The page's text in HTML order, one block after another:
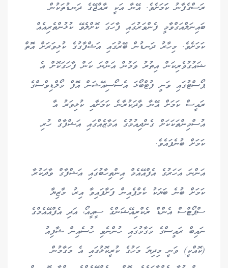
ރަސްގެފާނު ކަަމަށެވެ. އޭނާ އަކީ ރާއްޖޭގެ ދަނޑުތަކުން
ބައިނަލްއަގްވާމީ ފެންވަރުގައި ފާހަގަ ކޮށްލެވޭ ކުޅުންތެރިއެއް
ކަމަށެވެ. މިހާރު ދަނޑުން ބޭރުގައި އަޝްފާގުގެ ކުޅިވަރަށް އޮތް
ޝައުގުވެރިކަން އިތުރު ވަމުން އަންނަ ކަން ފާހަގަކޮށް އެ
ޕޯސްޓުގައި ވަނީ ފުޓްބޯޅަ އެސޯސިއޭޝަން އޮފް މޯލްޑިވްސްގެ
ރައީސް ކަމަށް އޭނާ ވާދަކުރާނެ ކަމަށާއި ކުޅިވަރު އާ
އުސްމިންތަކަކަށް ގެންދިއުމުގެ އަމާޒެއްގައި އަޝްފާގް ހުރި
ކަމަށް ބުނެފައެވެ.
އަންނަ އަހަރުގެ އެފްއޭއެމް އިންތިހާބުގައި އަޝްފާގް ވާދަކުރާ
ކަމަށް ބުނެ ބަޔަކު ކެމްޕެއިން ފަށާފައިވާ އިރު، މާޒިޔާ
ސްޕޯޓްސް އެންޑް ރެކްރިއޭޝަންގެ ސީއީއޯ، އަދި އެފްއޭއެމްގެ
ނައިބް ރައީސްގެ މަގާމުގައި ހުންނެވި ހުސެއިން ޝާފިއު
(ކޮއްކީ) ވަނީ މިދިޔަ މަހުގެ ކުރީކޮޅުގައި އެ މަގާމުން